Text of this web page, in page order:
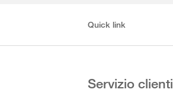
Quick link
Servizio clienti